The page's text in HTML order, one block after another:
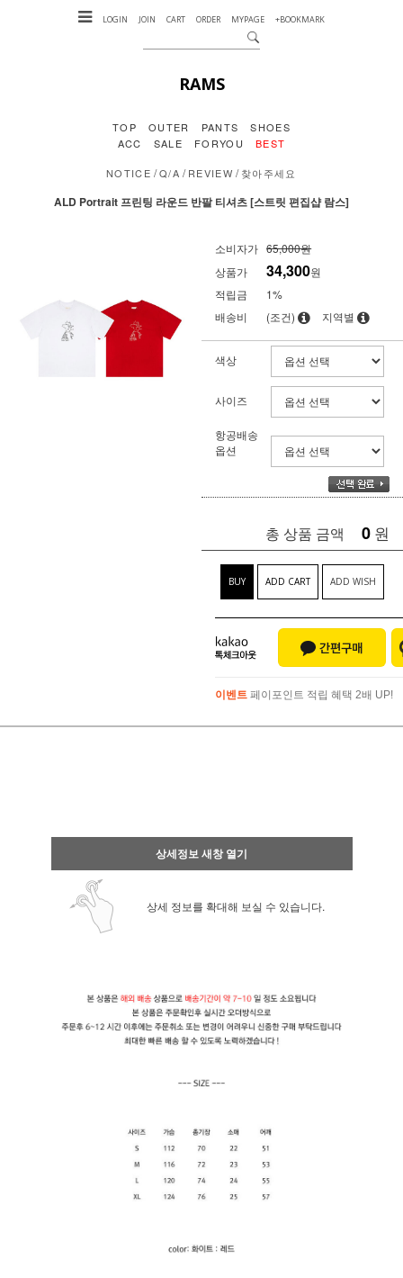
LOGIN JOIN CART ORDER MYPAGE +BOOKMARK
RAMS
TOP OUTER PANTS
SHOES
ACC
SALE FORYOU BEST
NOTICE /Q/A /REVIEW /찾아주세요
ALD Portrait 프린팅 라운드 반팔 티셔츠 [스트릿 편집샵 람스]
소비자가 65,000원
상품가
34,300원
적립금
1%
배송비
(조건) 지역별
색상
사이즈
항공배송
옵션
총 상품 금액 0 원
BUY ADD CART ADD WISH
이벤트 페이포인트 적립 혜택 2배 UP!
상세정보 새창 열기
상세 정보를 확대해 보실 수 있습니다.